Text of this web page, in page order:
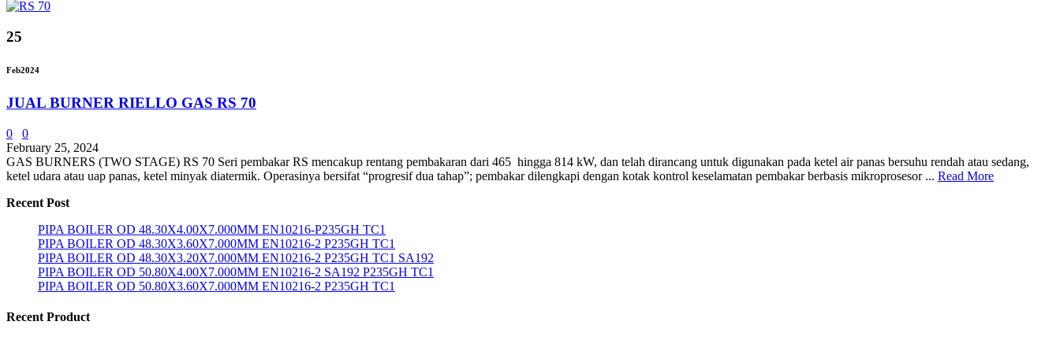
25
Feb2024
JUAL BURNER RIELLO GAS RS 70
0
0
February 25, 2024
GAS BURNERS (TWO STAGE) RS 70 Seri pembakar RS mencakup rentang pembakaran dari 465 hingga 814 kW, dan telah dirancang untuk digunakan pada ketel air panas bersuhu rendah atau sedang,
ketel udara atau uap panas, ketel minyak diatermik. Operasinya bersifat “progresif dua tahap”; pembakar dilengkapi dengan kotak kontrol keselamatan pembakar berbasis mikroprosesor ... Read More
Recent Post
PIPA BOILER OD 48.30X4.00X7.000MM EN10216-P235GH TC1
PIPA BOILER OD 48.30X3.60X7.000MM EN10216-2 P235GH TC1
PIPA BOILER OD 48.30X3.20X7.000MM EN10216-2 P235GH TC1 SA192
PIPA BOILER OD 50.80X4.00X7.000MM EN10216-2 SA192 P235GH TC1
PIPA BOILER OD 50.80X3.60X7.000MM EN10216-2 P235GH TC1
Recent Product